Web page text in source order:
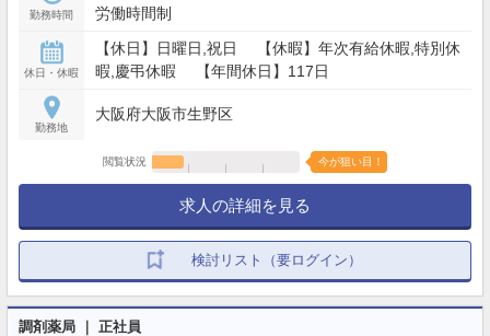
勤務時間
労働時間制
休日・休暇
【休日】日曜日,祝日 【休暇】年次有給休暇,特別休
暇,慶弔休暇 【年間休日】117日
勤務地
大阪府大阪市生野区
閲覧状況 今が狙い目！
求人の詳細を見る
検討リスト（要ログイン）
調剤薬局 ｜ 正社員